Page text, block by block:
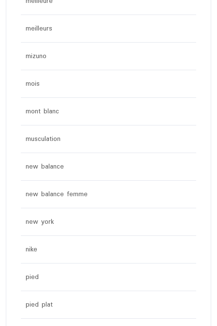
meilleurs
mizuno
mois
mont blanc
musculation
new balance
new balance femme
new york
nike
pied
pied plat